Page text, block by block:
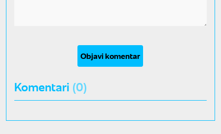
Objavi komentar
Komentari (0)